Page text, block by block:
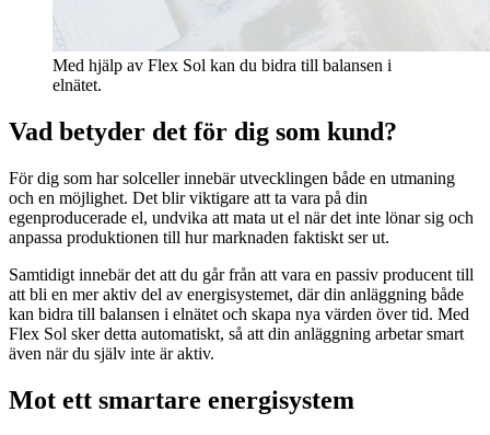
Med hjälp av Flex Sol kan du bidra till balansen i
elnätet.
Vad betyder det för dig som kund?
För dig som har solceller innebär utvecklingen både en utmaning
och en möjlighet. Det blir viktigare att ta vara på din
egenproducerade el, undvika att mata ut el när det inte lönar sig och
anpassa produktionen till hur marknaden faktiskt ser ut.
Samtidigt innebär det att du går från att vara en passiv producent till
att bli en mer aktiv del av energisystemet, där din anläggning både
kan bidra till balansen i elnätet och skapa nya värden över tid. Med
Flex Sol sker detta automatiskt, så att din anläggning arbetar smart
även när du själv inte är aktiv.
Mot ett smartare energisystem